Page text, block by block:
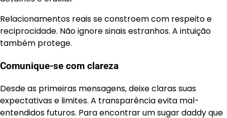
Relacionamentos reais se constroem com respeito e
reciprocidade. Não ignore sinais estranhos. A intuição
também protege.
Comunique-se com clareza
Desde as primeiras mensagens, deixe claras suas
expectativas e limites. A transparência evita mal-
entendidos futuros. Para encontrar um sugar daddy que